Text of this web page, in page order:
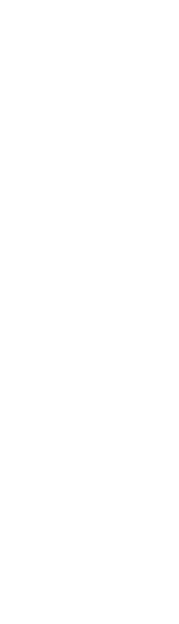
El
la
El
septiembre
realizada por
está
El concejal
denunciado
guardia,
cuando